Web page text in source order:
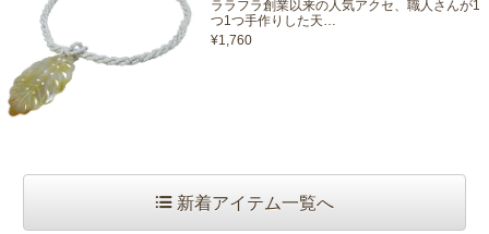
ララフラ創業以来の人気アクセ、職人さんが1
つ1つ手作りした天…
¥1,760
新着アイテム一覧へ